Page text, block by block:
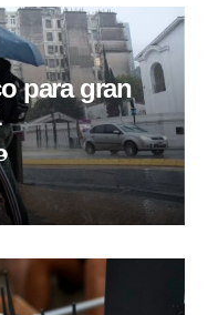
para gran